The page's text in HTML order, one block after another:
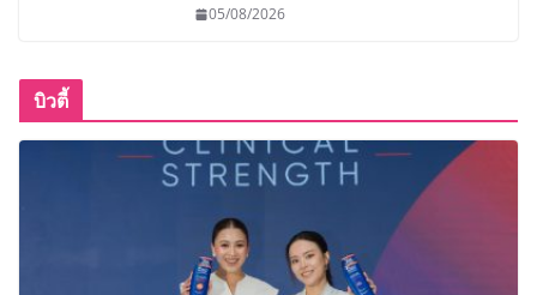
05/08/2026
บิวตี้